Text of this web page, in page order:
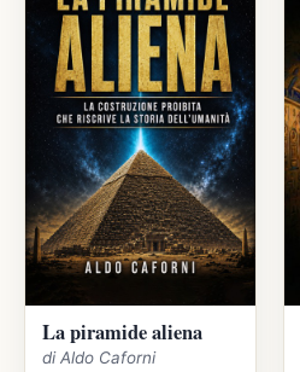
La piramide aliena
di Aldo Caforni